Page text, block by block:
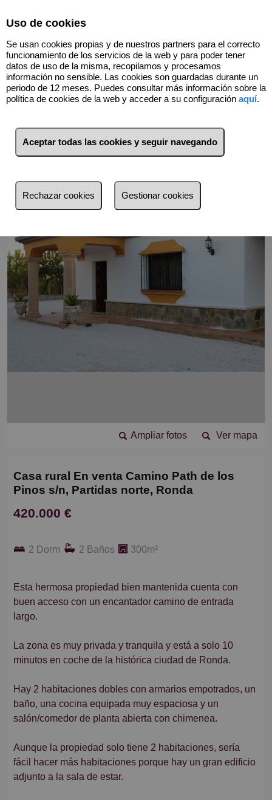
Volver
Ver mapa
Ampliar fotos
Casa rural En venta Camino Path de los
Pinos s/n, Partidas norte, Ronda
420.000 €
2 Dorm 2 Baños 300m²
Esta hermosa propiedad bien mantenida cuenta con
buen acceso con un encantador camino de entrada
largo.
La zona es muy privada y tranquila y está a solo 10
minutos en coche de la histórica ciudad de Ronda.
Hay 2 habitaciones dobles con armarios empotrados, un
baño, una cocina equipada muy espaciosa y un
salón/comedor de planta abierta con chimenea.
Aunque la propiedad solo tiene 2 habitaciones, sería
fácil hacer más habitaciones porque hay un gran edificio
adjunto a la sala de estar.
Uso de cookies
Se usan cookies propias y de nuestros partners para el correcto
funcionamiento de los servicios de la web y para poder tener
datos de uso de la misma, recopilamos y procesamos
información no sensible. Las cookies son guardadas durante un
periodo de 12 meses. Puedes consultar más información sobre la
política de cookies de la web y acceder a su configuración aquí.
Aceptar todas las cookies y seguir navegando
Rechazar cookies Gestionar cookies